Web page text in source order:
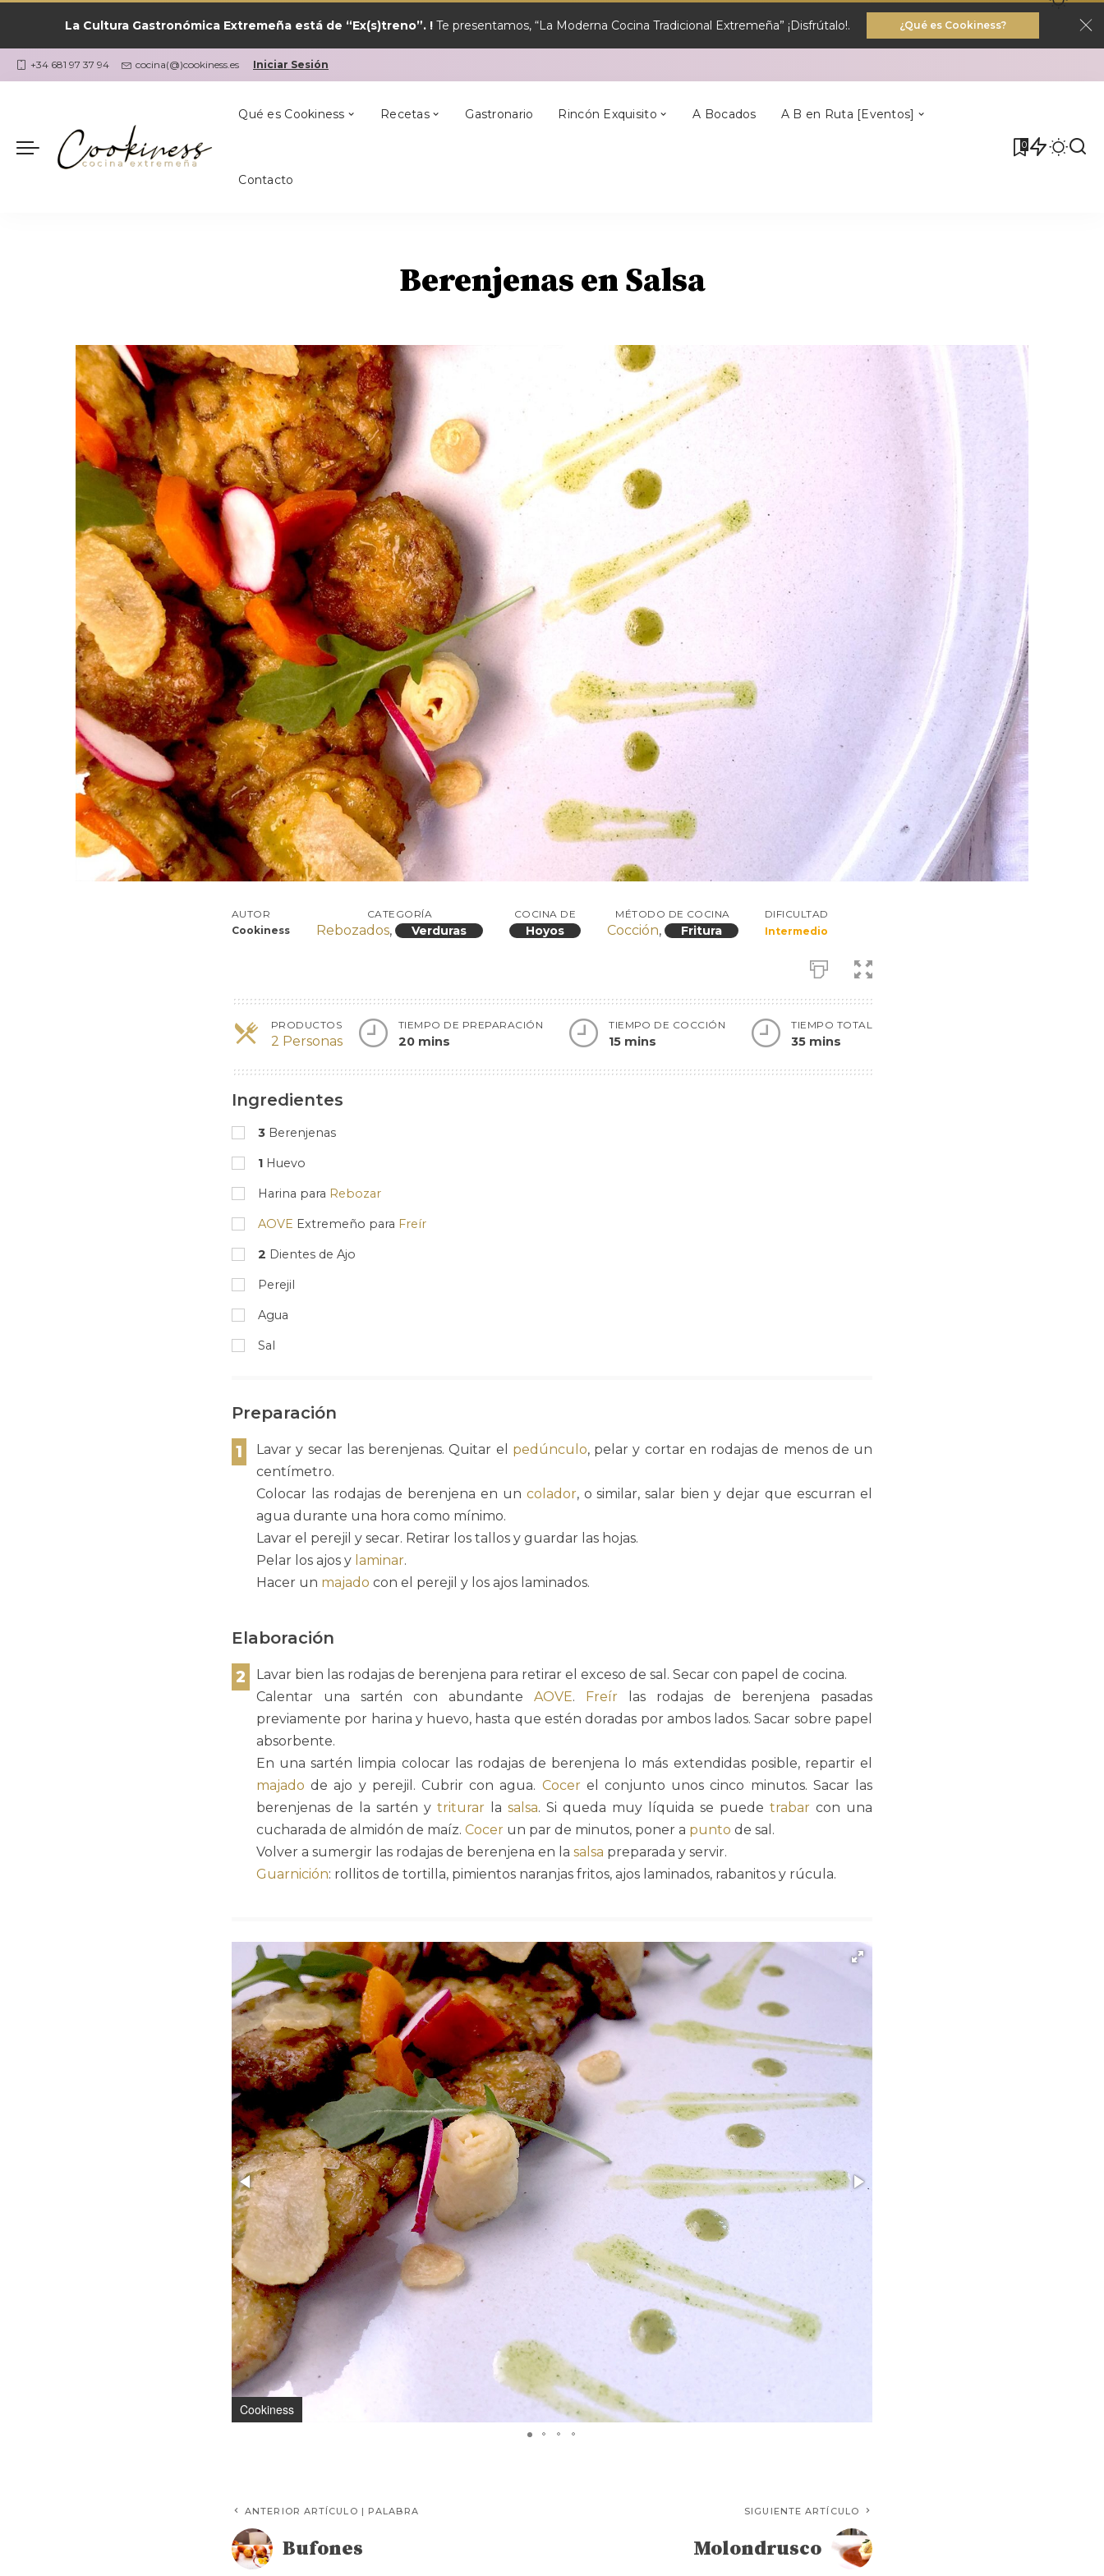
La Cultura Gastronómica Extremeña está de “Ex(s)treno”. ! Te presentamos, “La Moderna Cocina Tradicional Extremeña” ¡Disfrútalo!. ¿Qué es Cookiness?
+34 681 97 37 94 cocina(@)cookiness.es Iniciar Sesión
Qué es Cookiness Recetas
¿Qué Cocino Hoy?
Gastronario Rincón Exquisito A Bocados A B en Ruta [Eventos]
Contacto
0
Las Recetas por
Cookiness
¿Qué Cocino Hoy?
Los Mejores
Postres
En Semana Santa
Coria Alcántara Cilleros Villa Del Rey
Berenjenas en Salsa
AUTOR
Cookiness
CATEGORÍA
Rebozados, Verduras
COCINA DE
Hoyos
MÉTODO DE COCINA
Cocción, Fritura
DIFICULTAD
Intermedio
PRODUCTOS
2 Personas
TIEMPO DE PREPARACIÓN
20 mins
TIEMPO DE COCCIÓN
15 mins
TIEMPO TOTAL
35 mins
Ingredientes
3 Berenjenas
1 Huevo
Harina para Rebozar
AOVE Extremeño para Freír
2 Dientes de Ajo
Perejil
Agua
Sal
Preparación
1
Lavar y secar las berenjenas. Quitar el pedúnculo, pelar y cortar en rodajas de menos de un
centímetro.
Colocar las rodajas de berenjena en un colador, o similar, salar bien y dejar que escurran el
agua durante una hora como mínimo.
Lavar el perejil y secar. Retirar los tallos y guardar las hojas.
Pelar los ajos y laminar.
Hacer un majado con el perejil y los ajos laminados.
Elaboración
2
Lavar bien las rodajas de berenjena para retirar el exceso de sal. Secar con papel de cocina.
Calentar una sartén con abundante AOVE. Freír las rodajas de berenjena pasadas
previamente por harina y huevo, hasta que estén doradas por ambos lados. Sacar sobre papel
absorbente.
En una sartén limpia colocar las rodajas de berenjena lo más extendidas posible, repartir el
majado de ajo y perejil. Cubrir con agua. Cocerel conjunto unos cinco minutos. Sacar las
berenjenas de la sartén y triturar la salsa. Si queda muy líquida se puede trabar con una
cucharada de almidón de maíz. Cocer un par de minutos, poner a punto de sal.
Volver a sumergir las rodajas de berenjena en la salsa preparada y servir.
Guarnición: rollitos de tortilla, pimientos naranjas fritos, ajos laminados, rabanitos y rúcula.
Cookiness
ANTERIOR ARTÍCULO | PALABRA
Bufones
SIGUIENTE ARTÍCULO
Molondrusco